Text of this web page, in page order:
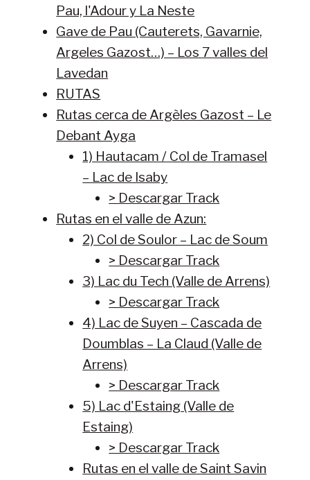
Pau, l'Adour y La Neste
Gave de Pau (Cauterets, Gavarnie,
Argeles Gazost…) – Los 7 valles del
Lavedan
RUTAS
Rutas cerca de Argèles Gazost – Le
Debant Ayga
1) Hautacam / Col de Tramasel
– Lac de Isaby
> Descargar Track
Rutas en el valle de Azun:
2) Col de Soulor – Lac de Soum
> Descargar Track
3) Lac du Tech (Valle de Arrens)
> Descargar Track
4) Lac de Suyen – Cascada de
Doumblas – La Claud (Valle de
Arrens)
> Descargar Track
5) Lac d'Estaing (Valle de
Estaing)
> Descargar Track
Rutas en el valle de Saint Savin